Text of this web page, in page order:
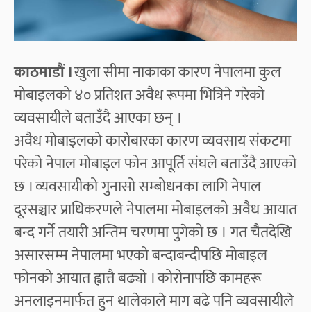
काठमाडौं ।खुला सीमा नाकाका कारण नेपालमा कुल
मोबाइलको ४० प्रतिशत अवैध रूपमा भित्रिने गरेको
व्यवसायीले बताउँदै आएका छन् ।
अवैध मोबाइलको कारोबारका कारण व्यवसाय संकटमा
परेको नेपाल मोबाइल फोन आपूर्ति संघले बताउँदै आएको
छ । व्यवसायीको गुनासो सम्बोधनका लागि नेपाल
दूरसञ्चार प्राधिकरणले नेपालमा मोबाइलको अवैध आयात
बन्द गर्ने तयारी अन्तिम चरणमा पुगेको छ । गत चैतदेखि
असारसम्म नेपालमा भएको बन्दाबन्दीपछि मोबाइल
फोनको आयात ह्वात्तै बढ्यो । कोरोनापछि कामहरू
अनलाइनमार्फत हुन थालेकाले माग बढे पनि व्यवसायीले